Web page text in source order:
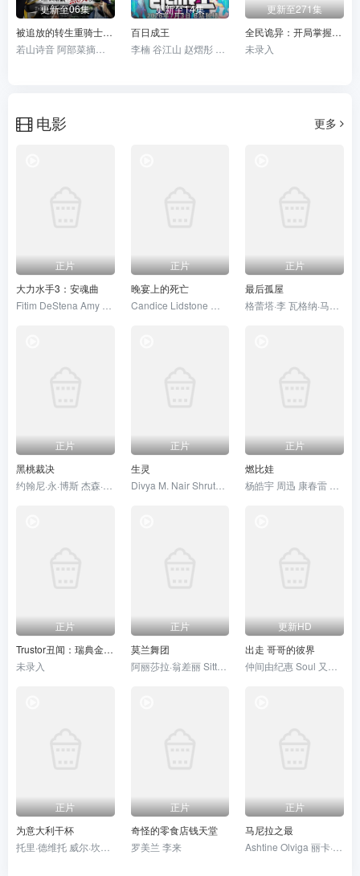
更新至06集
被追放的转生重骑士用游戏知识开无双
更新至14集
百日成王
更新至271集
全民诡异：开局掌握零元购
未录入
电影 更多
正片
大力水手3：安魂曲
正片
晚宴上的死亡
正片
最后孤屋
正片
黑桃裁决
约翰尼·永·博斯 杰森·纳维 岛本信明
正片
生灵
Divya M. Nair Shruthy Menon 苏迪普 赛亚米·凯尔 罗尚·马修 维诺德·萨加尔
正片
燃比娃
杨皓宇 周迅 康春雷 贝伊勒
正片
Trustor丑闻：瑞典金融案内幕
未录入
正片
莫兰舞团
阿丽莎拉·翁差丽 Sitthiphon Disamoe
更新HD
出走 哥哥的彼界
正片
为意大利干杯
正片
奇怪的零食店钱天堂
罗美兰 李来
正片
马尼拉之最